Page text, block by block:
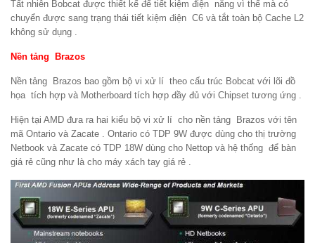
Tất nhiên Bobcat được thiết kế để tiết kiệm điện năng vì thế mà có
chuyển được sang trạng thái tiết kiệm điện C6 và tắt toàn bộ Cache L2
không sử dụng .
Nền tảng Brazos
Nền tảng Brazos bao gồm bộ vi xử lí theo cấu trúc Bobcat với lõi đồ
họa tích hợp và Motherboard tích hợp đầy đủ với Chipset tương ứng .
Hiện tại AMD đưa ra hai kiểu bộ vi xử lí cho nền tảng Brazos với tên
mã Ontario và Zacate . Ontario có TDP 9W được dùng cho thị trường
Netbook và Zacate có TDP 18W dùng cho Nettop và hệ thống để bàn
giá rẻ cũng như là cho máy xách tay giá rẻ .